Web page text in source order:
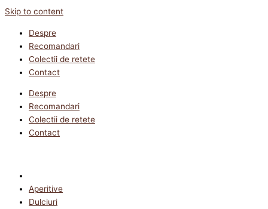
Skip to content
Despre
Recomandari
Colectii de retete
Contact
Despre
Recomandari
Colectii de retete
Contact
Aperitive
Dulciuri